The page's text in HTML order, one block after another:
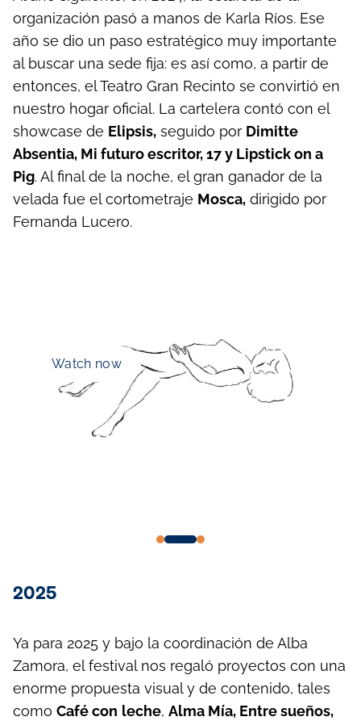
organización pasó a manos de Karla Ríos. Ese
año se dio un paso estratégico muy importante
al buscar una sede fija: es así como, a partir de
entonces, el Teatro Gran Recinto se convirtió en
nuestro hogar oficial. La cartelera contó con el
showcase de Elipsis, seguido por Dimitte
Absentia, Mi futuro escritor, 17 y Lipstick on a
Pig. Al final de la noche, el gran ganador de la
velada fue el cortometraje Mosca, dirigido por
Fernanda Lucero.
Watch now
2025
Ya para 2025 y bajo la coordinación de Alba
Zamora, el festival nos regaló proyectos con una
enorme propuesta visual y de contenido, tales
como Café con leche, Alma Mía, Entre sueños,